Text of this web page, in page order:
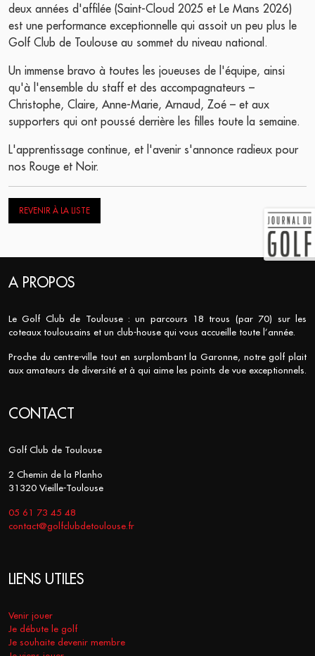
deux années d'affilée (Saint-Cloud 2025 et Le Mans 2026)
est une performance exceptionnelle qui assoit un peu plus le
Golf Club de Toulouse au sommet du niveau national.
Un immense bravo à toutes les joueuses de l'équipe, ainsi
qu'à l'ensemble du staff et des accompagnateurs –
Christophe, Claire, Anne-Marie, Arnaud, Zoé – et aux
supporters qui ont poussé derrière les filles toute la semaine.
L'apprentissage continue, et l'avenir s'annonce radieux pour
nos Rouge et Noir.
REVENIR À LA LISTE
A PROPOS
Le Golf Club de Toulouse : un parcours 18 trous (par 70) sur les
coteaux toulousains et un club-house qui vous accueille toute l’année.
Proche du centre-ville tout en surplombant la Garonne, notre golf plait
aux amateurs de diversité et à qui aime les points de vue exceptionnels.
CONTACT
Golf Club de Toulouse
2 Chemin de la Planho
31320 Vieille-Toulouse
05 61 73 45 48
contact@golfclubdetoulouse.fr
LIENS UTILES
Venir jouer
Je débute le golf
Je souhaite devenir membre